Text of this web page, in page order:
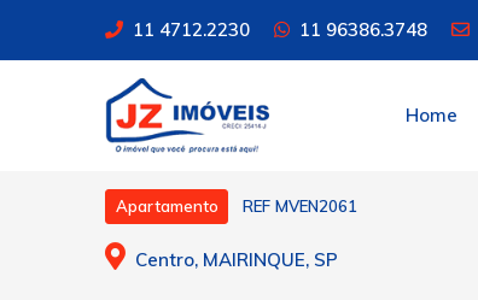
11 4712.2230 11 96386.3748
Home
Apartamento REF MVEN2061
Centro, MAIRINQUE, SP